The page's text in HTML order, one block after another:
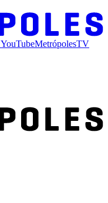
YouTubeMetrópolesTV